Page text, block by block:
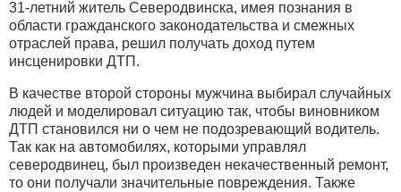
31-летний житель Северодвинска, имея познания в
области гражданского законодательства и смежных
отраслей права, решил получать доход путем
инсценировки ДТП.
В качестве второй стороны мужчина выбирал случайных
людей и моделировал ситуацию так, чтобы виновником
ДТП становился ни о чем не подозревающий водитель.
Так как на автомобилях, которыми управлял
северодвинец, был произведен некачественный ремонт,
то они получали значительные повреждения. Также